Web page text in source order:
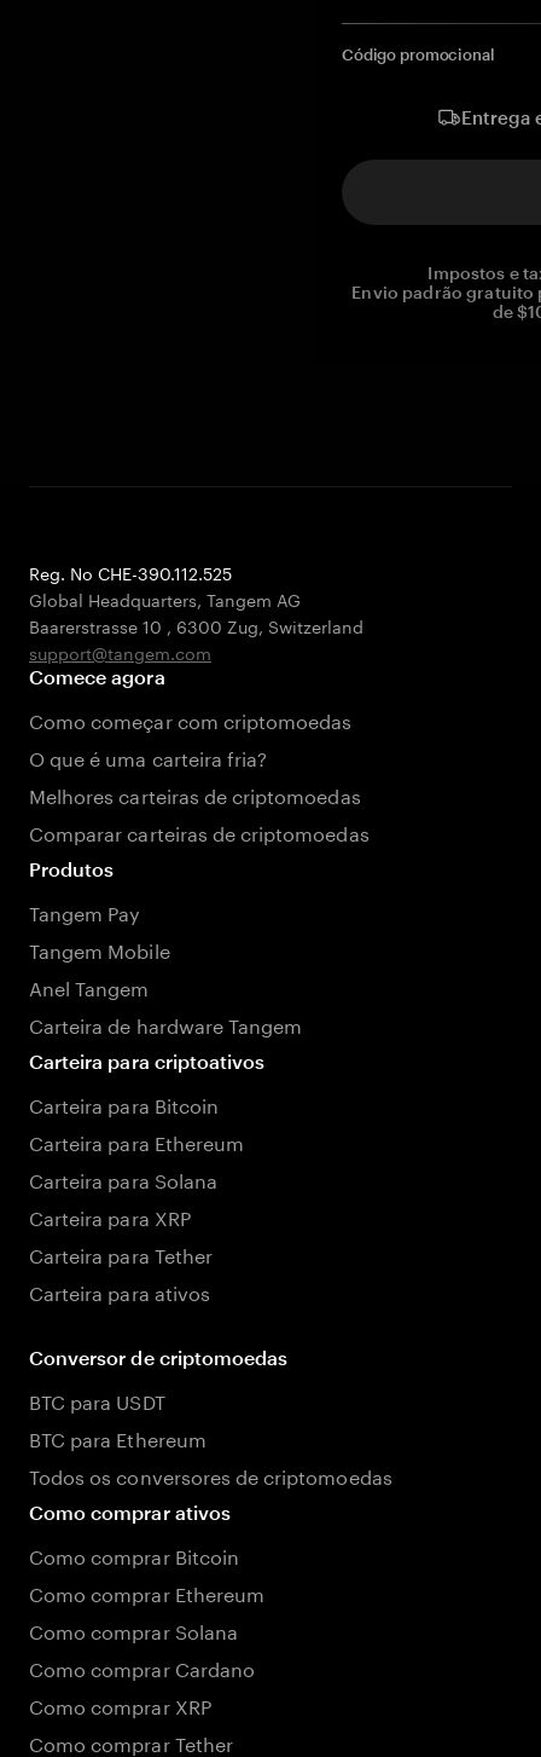
Código promocional
Entrega
Impostos e
Envio padrão gratuito
de
Reg. No CHE-390.112.525
Global Headquarters, Tangem AG
Baarerstrasse 10 , 6300 Zug, Switzerland
support@tangem.com
Comece agora
Como começar com criptomoedas
O que é uma carteira fria?
Melhores carteiras de criptomoedas
Comparar carteiras de criptomoedas
Produtos
Tangem Pay
Tangem Mobile
Anel Tangem
Carteira de hardware Tangem
Carteira para criptoativos
Carteira para Bitcoin
Carteira para Ethereum
Carteira para Solana
Carteira para XRP
Carteira para Tether
Carteira para ativos
Conversor de criptomoedas
BTC para USDT
BTC para Ethereum
Todos os conversores de criptomoedas
Como comprar ativos
Como comprar Bitcoin
Como comprar Ethereum
Como comprar Solana
Como comprar Cardano
Como comprar XRP
Como comprar Tether